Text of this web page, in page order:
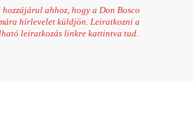
ahhoz, hogy a Don Bosco
hírlevelet küldjön. Leiratkozni a
leiratkozás linkre kattintva tud.